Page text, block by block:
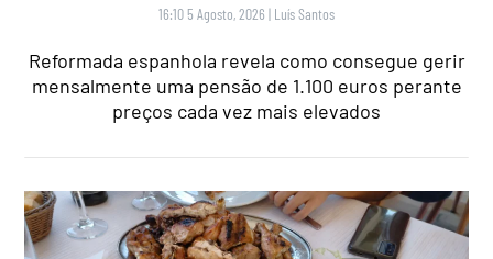
16:10 5 Agosto, 2026 | Luís Santos
Reformada espanhola revela como consegue gerir
mensalmente uma pensão de 1.100 euros perante
preços cada vez mais elevados